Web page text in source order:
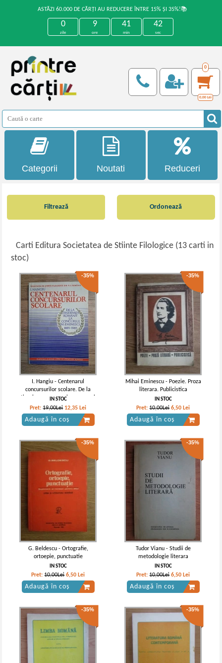
ASTĂZI 60.000 DE CĂRȚI AU REDUCERE ÎNTRE 15% ȘI 35%!📚
0
zile
9
ore
41
min
41
sec
0
0,00 Lei
Categorii Noutati Reduceri
Filtrează
Carti Editura Societatea de Stiinte Filologice (13 carti in
stoc)
Ordonează
-35%
I. Hangiu - Centenarul
concursurilor scolare. De la
tinerimea romana la concursul
M. Eminescu, 1885-1985
IN STOC
Pret:19,00Lei 12,35 Lei
Adaugă în coș
-35%
Mihai Eminescu - Poezie. Proza
literara. Publicistica
IN STOC
Pret:10,00Lei 6,50 Lei
Adaugă în coș
-35%
G. Beldescu - Ortografie,
ortoepie, punctuatie
IN STOC
Pret:10,00Lei 6,50 Lei
Adaugă în coș
-35%
Tudor Vianu - Studii de
metodologie literara
IN STOC
Pret:10,00Lei 6,50 Lei
Adaugă în coș
-35% -35%